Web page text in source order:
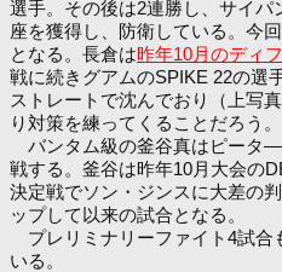
選手。その後は2連勝し、サイパ
座を獲得し、防衛している。今
となる。長倉は昨年10月のディ
戦に続きグアムのSPIKE 22の選
ストレートで沈んでおり（上写
り対策を練ってくることだろう。
バンタム級の釜谷真はピータ
戦する。釜谷は昨年10月大会の
決定戦でソン・ジンスに大差の
ップして以来の試合となる。
プレリミナリーファイト4試合
いる。